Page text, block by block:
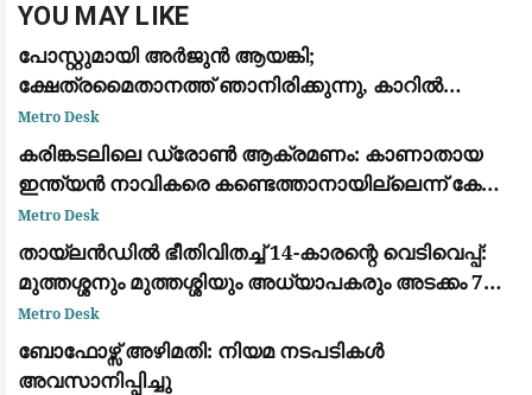
YOU MAY LIKE
പോസ്റ്റുമായി അർജുൻ ആയങ്കി;
ക്ഷേത്രമൈതാനത്ത് ഞാനിരിക്കുന്നു, കാറിൽ
പാലിയേക്കര ടോൾ പ്ലാസ കടക്കുന്ന ദൃശ്യം
പുറത്ത്: സഹോദരനും ഭാര്യയും കസ്റ്റഡിയിൽ
Metro Desk
കരിങ്കടലിലെ ഡ്രോൺ ആക്രമണം: കാണാതായ
ഇന്ത്യൻ നാവികരെ കണ്ടെത്താനായില്ലെന്ന് കേന്ദ്ര
സർക്കാർ
Metro Desk
തായ്‌ലൻഡിൽ ഭീതിവിതച്ച് 14-കാരന്റെ വെടിവെപ്പ്:
മുത്തശ്ശനും മുത്തശ്ശിയും അധ്യാപകരും അടക്കം 7
പേർ കൊല്ലപ്പെട്ടു
Metro Desk
ബോഫോഴ്സ് അഴിമതി: നിയമ നടപടികൾ
അവസാനിപ്പിച്ചു